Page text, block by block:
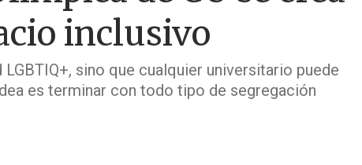
inclusivo
sino que cualquier universitario puede
es terminar con todo tipo de segregación